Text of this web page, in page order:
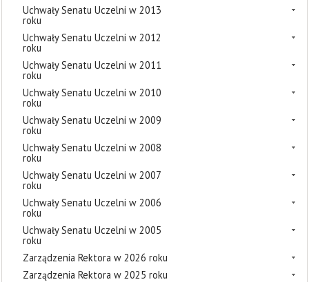
Uchwały Senatu Uczelni w 2013
roku
Uchwały Senatu Uczelni w 2012
roku
Uchwały Senatu Uczelni w 2011
roku
Uchwały Senatu Uczelni w 2010
roku
Uchwały Senatu Uczelni w 2009
roku
Uchwały Senatu Uczelni w 2008
roku
Uchwały Senatu Uczelni w 2007
roku
Uchwały Senatu Uczelni w 2006
roku
Uchwały Senatu Uczelni w 2005
roku
Zarządzenia Rektora w 2026 roku
Zarządzenia Rektora w 2025 roku